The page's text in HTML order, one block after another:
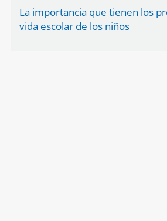
La importancia que tienen los
vida escolar de los niños